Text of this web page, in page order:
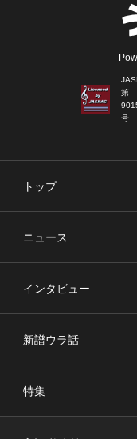
第
号
トップ
ニュース
インタビュー
新譜ウラ話
特集